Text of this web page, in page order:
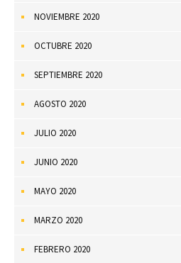
NOVIEMBRE 2020
OCTUBRE 2020
SEPTIEMBRE 2020
AGOSTO 2020
JULIO 2020
JUNIO 2020
MAYO 2020
MARZO 2020
FEBRERO 2020